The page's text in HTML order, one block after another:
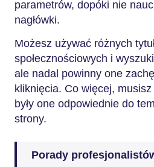
parametrów, dopóki nie
nagłówki.
Możesz używać różnych
społecznościowych i
ale nadal powinny one
kliknięcia. Co więcej,
były one odpowiednie do
strony.
Porady